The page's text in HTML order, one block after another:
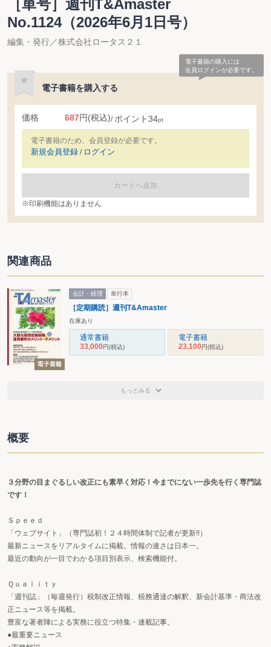
［単号］週刊T&Amaster
No.1124（2026年6月1日号）
編集・発行／株式会社ロータス２１
電子書籍の購入には
会員ログインが必要です。
電子書籍を購入する
価格 687円(税込) ポイント34pt
電子書籍のため、会員登録が必要です。
新規会員登録 / ログイン
カートへ追加
※印刷機能はありません
関連商品
会計・経理 単行本
［定期購読］週刊T&Amaster
在庫あり
通常書籍
33,000円(税込)
電子書籍
23,100円(税込)
もっとみる
概要
３分野の目まぐるしい改正にも素早く対応！今までにない一歩先を行く専門誌
です！
Ｓｐｅｅｄ
「ウェブサイト」（専門誌初！２４時間体制で記者が更新!!）
最新ニュースをリアルタイムに掲載。情報の速さは日本一。
最近の動向が一目でわかる項目別表示、検索機能付。
Ｑｕａｌｉｔｙ
「週刊誌」（毎週発行）税制改正情報、税務通達の解釈、新会計基準・商法改
正ニュース等を掲載。
豊富な著者陣による実務に役立つ特集・連載記事。
●最重要ニュース